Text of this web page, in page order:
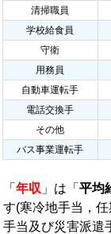
清掃職員
学校給食員
守衛
用務員
自動車運転手
電話交換手
その他
バス事業運転手
「 年収 」は「 平均
す(寒冷地手当，
手当及び災害派遣